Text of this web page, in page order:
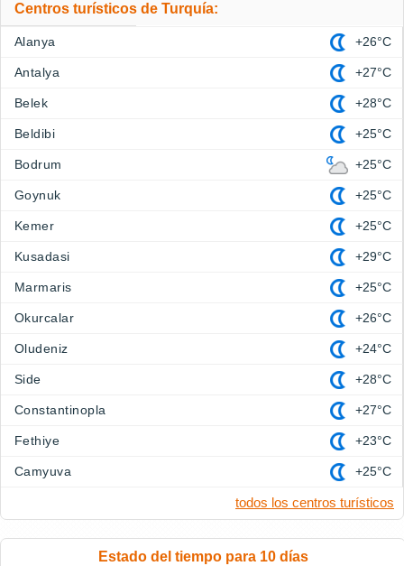
Centros turísticos de Turquía:
Alanya +26°C
Antalya +27°C
Belek +28°C
Beldibi +25°C
Bodrum +25°C
Goynuk +25°C
Kemer +25°C
Kusadasi +29°C
Marmaris +25°C
Okurcalar +26°C
Oludeniz +24°C
Side +28°C
Constantinopla +27°C
Fethiye +23°C
Camyuva +25°C
todos los centros turísticos
Estado del tiempo para 10 días